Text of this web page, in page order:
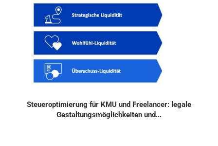
Steueroptimierung für KMU und Freelancer: legale
Gestaltungsmöglichkeiten und...